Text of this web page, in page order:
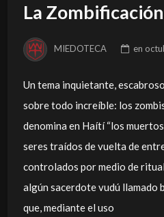
La
MIEDOTECA en
Un tema inquietante,
sobre todo increíble: los
denomina en Haítí “los
seres traídos de vuelta de
controlados por medio de
algún sacerdote vudú llamado
que, mediante el uso